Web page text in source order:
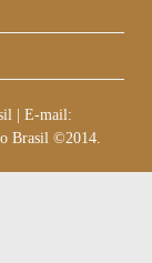
E-mail:
Brasil ©2014.